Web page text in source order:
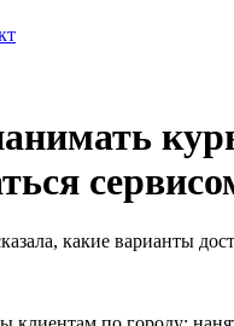
какие варианты